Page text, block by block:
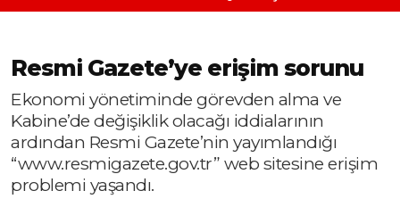
Resmi Gazete’ye erişim sorunu
Ekonomi yönetiminde görevden alma ve
Kabine’de değişiklik olacağı iddialarının
ardından Resmi Gazete’nin yayımlandığı
“www.resmigazete.gov.tr” web sitesine erişim
problemi yaşandı.